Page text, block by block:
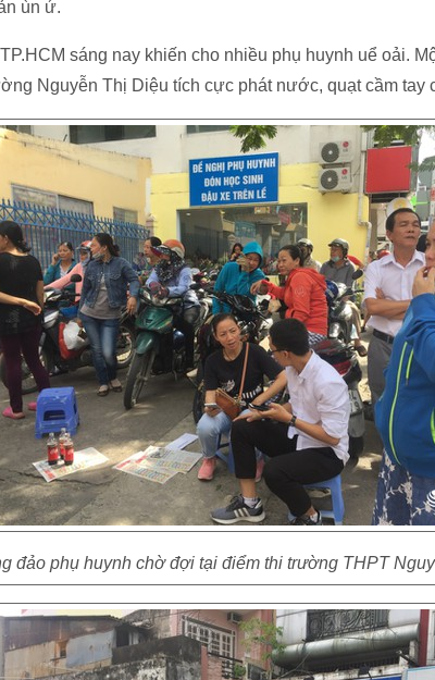
ùn ứ.
sáng nay khiến cho nhiều phụ huynh uể oải.
Nguyễn Thị Diệu tích cực phát nước, quạt cầm tay
đảo phụ huynh chờ đợi tại điểm thi trường THPT